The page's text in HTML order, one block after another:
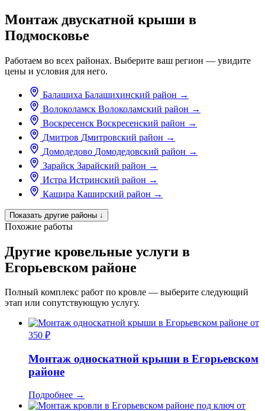
Монтаж двускатной крыши в
Подмосковье
Работаем во всех районах. Выберите ваш регион — увидите
цены и условия для него.
Балашиха Балашихинский район →
Волоколамск Волоколамский район →
Воскресенск Воскресенский район →
Дмитров Дмитровский район →
Домодедово Домодедовский район →
Зарайск Зарайский район →
Истра Истринский район →
Кашира Каширский район →
Показать другие районы ↓
Похожие работы
Другие кровельные услуги в
Егорьевском районе
Полный комплекс работ по кровле — выберите следующий
этап или сопутствующую услугу.
от
350 ₽
Монтаж односкатной крыши в Егорьевском
районе
Подробнее →
от